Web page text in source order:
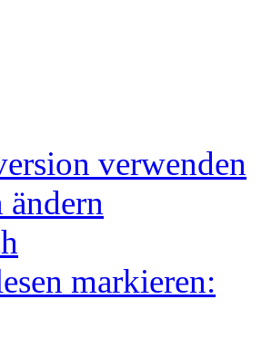
verwenden
ändern
markieren: